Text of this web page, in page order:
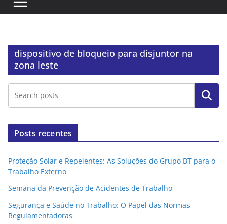
dispositivo de bloqueio para disjuntor na
zona leste
Pesquisar
Posts recentes
Proteção Solar e Repelentes: As Soluções do Grupo BT para o
Trabalho Externo
Semana da Prevenção de Acidentes de Trabalho
Segurança e Saúde no Trabalho: O Papel das Normas
Regulamentadoras